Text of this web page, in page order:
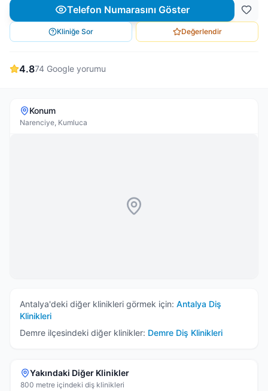
Telefon Numarasını Göster
Kliniğe Sor Değerlendir
4.874 Google yorumu
Konum
Narenciye, Kumluca
Antalya'deki diğer klinikleri görmek için: Antalya Diş
Klinikleri
Demre ilçesindeki diğer klinikler: Demre Diş Klinikleri
Yakındaki Diğer Klinikler
800 metre içindeki diş klinikleri